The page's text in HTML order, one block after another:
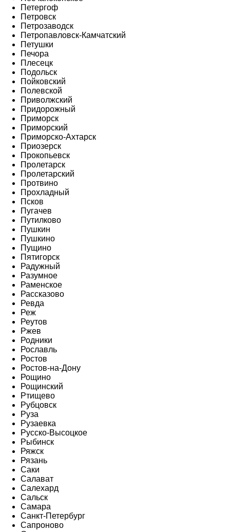
Петергоф
Петровск
Петрозаводск
Петропавловск-Камчатский
Петушки
Печора
Плесецк
Подольск
Пойковский
Полевской
Приволжский
Придорожный
Приморск
Приморский
Приморско-Ахтарск
Приозерск
Прокопьевск
Пролетарск
Пролетарский
Протвино
Прохладный
Псков
Пугачев
Путилково
Пушкин
Пушкино
Пущино
Пятигорск
Радужный
Разумное
Раменское
Рассказово
Ревда
Реж
Реутов
Ржев
Родники
Рославль
Ростов
Ростов-на-Дону
Рощино
Рощинский
Ртищево
Рубцовск
Руза
Рузаевка
Русско-Высоцкое
Рыбинск
Ряжск
Рязань
Саки
Салават
Салехард
Сальск
Самара
Санкт-Петербург
Сапроново